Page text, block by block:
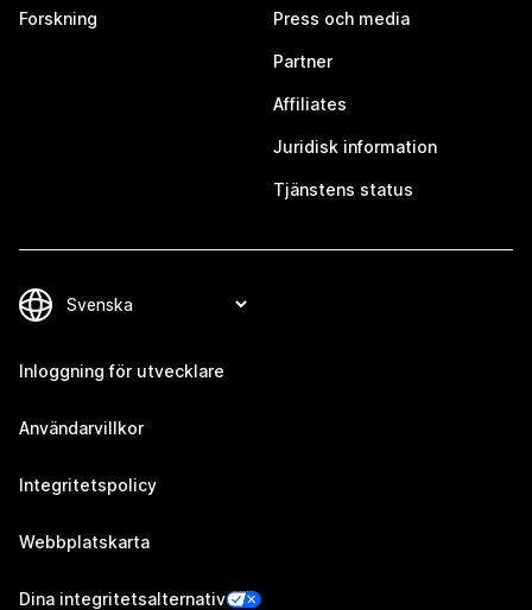
Forskning Press och media
Partner
Affiliates
Juridisk information
Tjänstens status
Inloggning för utvecklare
Användarvillkor
Integritetspolicy
Webbplatskarta
Dina integritetsalternativ